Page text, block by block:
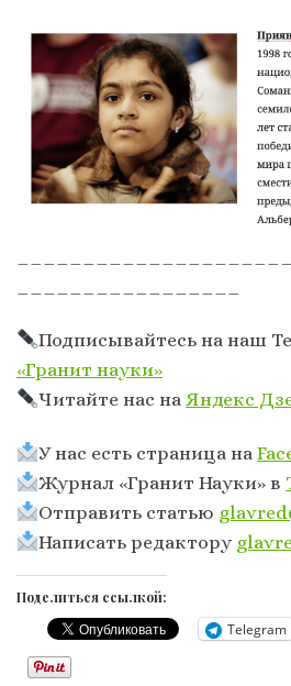
Подписывайтесь на наш
«Гранит науки»
Читайте нас наЯндекс
У нас есть страница на
Журнал «Гранит Науки» в
Отправить статью
Написать редактору
Поделиться ссылкой:
Telegram